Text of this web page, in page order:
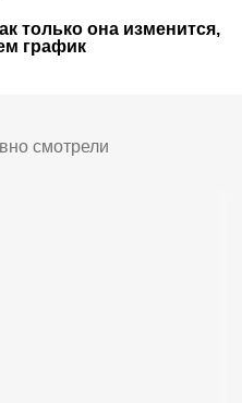
только она изменится,
график
смотрели